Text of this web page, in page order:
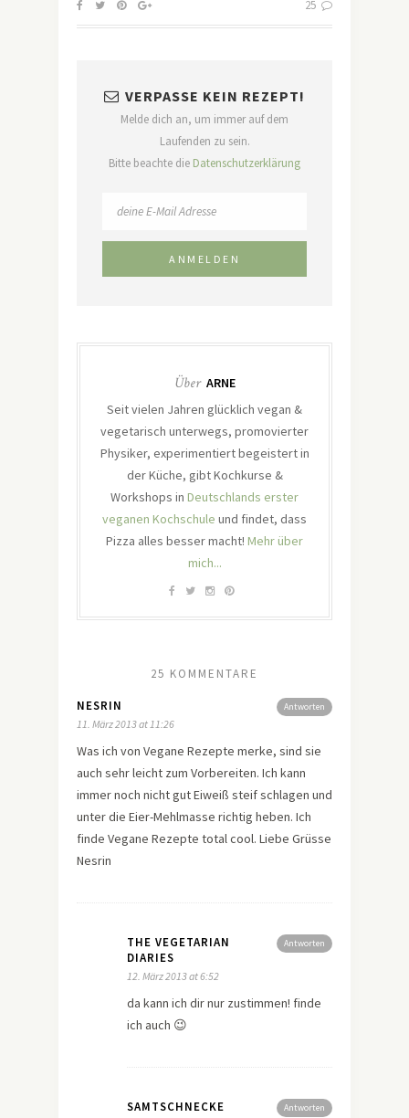
25
VERPASSE KEIN REZEPT!
Melde dich an, um immer auf dem
Laufenden zu sein.
Bitte beachte die Datenschutzerklärung
Über ARNE
Seit vielen Jahren glücklich vegan &
vegetarisch unterwegs, promovierter
Physiker, experimentiert begeistert in
der Küche, gibt Kochkurse &
Workshops in Deutschlands erster
veganen Kochschule und findet, dass
Pizza alles besser macht! Mehr über
mich...
25 KOMMENTARE
Antworten
NESRIN
11. März 2013 at 11:26
Was ich von Vegane Rezepte merke, sind sie
auch sehr leicht zum Vorbereiten. Ich kann
immer noch nicht gut Eiweiß steif schlagen und
unter die Eier-Mehlmasse richtig heben. Ich
finde Vegane Rezepte total cool. Liebe Grüsse
Nesrin
Antworten
THE VEGETARIAN
DIARIES
12. März 2013 at 6:52
da kann ich dir nur zustimmen! finde
ich auch 😉
Antworten
SAMTSCHNECKE